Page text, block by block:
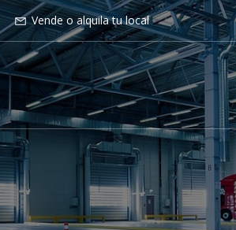
Vende o alquila tu local